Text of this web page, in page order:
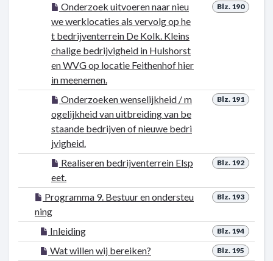
Blz. 190
Onderzoek uitvoeren naar nieu
we werklocaties als vervolg op he
t bedrijventerrein De Kolk. Kleins
chalige bedrijvigheid in Hulshorst
en WVG op locatie Feithenhof hier
in meenemen.
Blz. 191
Onderzoeken wenselijkheid / m
ogelijkheid van uitbreiding van be
staande bedrijven of nieuwe bedri
jvigheid.
Blz. 192
Realiseren bedrijventerrein Elsp
eet.
Blz. 193
Programma 9. Bestuur en ondersteu
ning
Blz. 194
Inleiding
Blz. 195
Wat willen wij bereiken?